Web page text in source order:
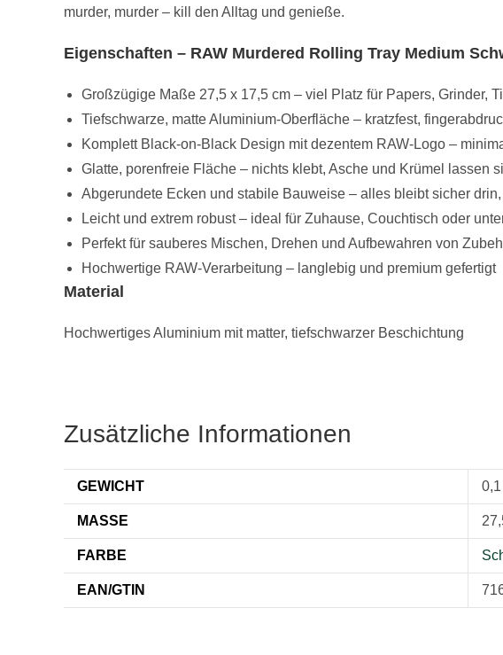
murder, murder – kill den Alltag und genieße.
Eigenschaften – RAW Murdered Rolling Tray Medium
Großzügige Maße 27,5 x 17,5 cm – viel Platz für Papers, Grinder,
Tiefschwarze, matte Aluminium-Oberfläche – kratzfest,
Komplett Black-on-Black Design mit dezentem RAW-Logo –
Glatte, porenfreie Fläche – nichts klebt, Asche und Krümel lassen
Abgerundete Ecken und stabile Bauweise – alles bleibt sicher
Leicht und extrem robust – ideal für Zuhause, Couchtisch oder
Perfekt für sauberes Mischen, Drehen und Aufbewahren von
Hochwertige RAW-Verarbeitung – langlebig und premium gefertigt
Material
Hochwertiges Aluminium mit matter, tiefschwarzer Beschichtung
Zusätzliche Informationen
GEWICHT
MASSE
FARBE
EAN/GTIN